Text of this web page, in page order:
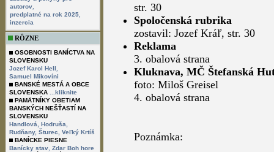
autorov
predplatné na rok 2025
inzercia
RÔZNE
OSOBNOSTI BANÍCTVA NA
SLOVENSKU
Jozef Karol Hell
Samuel Mikovíni
BANSKÉ MESTÁ A OBCE
SLOVENSKA
...kliknite
PAMÄTNÍKY OBETIAM
BANSKÝCH NEŠŤASTÍ NA
SLOVENSKU
Handlová,
Hodruša,
Rudňany, Šturec,
Veľký Krtíš
BANÍCKE PIESNE
Banícky stav Zdar Boh hore
str. 30
Spoločenská rubrika
zostavil: Jozef Kráľ, str. 30
Reklama
3. obalová strana
Kluknava, MČ Štefanská
foto: Miloš Greisel
4. obalová strana
Poznámka: